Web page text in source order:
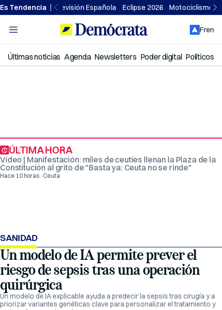
Ir
al
Es Tendencia Televisión Española Eclipse 2026 Motociclismo
Fren
Últimas noticias Agenda Newsletters Poder digital Políticos
ÚLTIMA HORA
Vídeo | Manifestación: miles de ceutíes llenan la Plaza de la
Constitución al grito de "Basta ya: Ceuta no se rinde"
Hace 10 horas · Ceuta
SANIDAD
Un modelo de IA permite prever el
riesgo de sepsis tras una operación
quirúrgica
Un modelo de IA explicable ayuda a predecir la sepsis tras cirugía y a
priorizar variantes genéticas clave para personalizar el tratamiento y